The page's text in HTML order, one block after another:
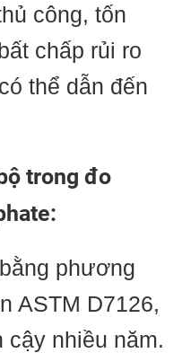
công, tốn
chấp rủi ro
thể dẫn đến
trong đo
phương
ASTM D7126,
nhiều năm.